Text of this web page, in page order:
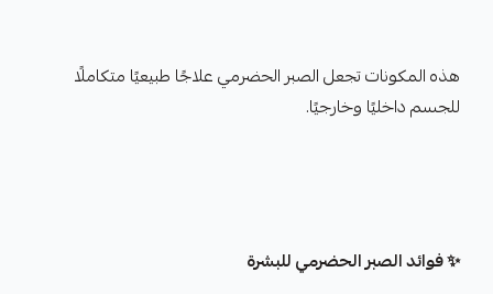
هذه المكونات تجعل الصبر الحضرمي علاجًا طبيعيًا متكاملًا
للجسم داخليًا وخارجيًا.
✨ فوائد الصبر الحضرمي للبشرة